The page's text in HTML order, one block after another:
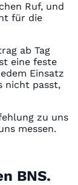
Ruf, und
für die
ab Tag
eine feste
Einsatz
nicht passt,
zu uns
messen.
BNS.